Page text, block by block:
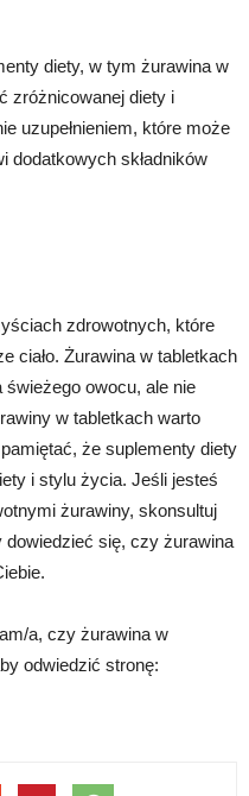
diety, w tym żurawina w
zróżnicowanej diety i
uzupełnieniem, które może
dodatkowych składników
zdrowotnych, które
ciało. Żurawina w tabletkach
owocu, ale nie
w tabletkach warto
że suplementy diety
i stylu życia. Jeśli jesteś
żurawiny, skonsultuj
się, czy żurawina
a, czy żurawina w
odwiedzić stronę: